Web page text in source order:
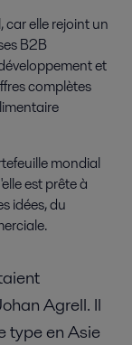
elle rejoint un
B2B
et
complètes
mondial
est prête à
idées, du
Agrell. Il
type en Asie